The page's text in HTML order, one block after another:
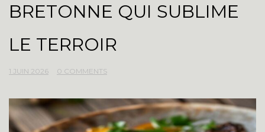
BRETONNE QUI SUBLIME
LE TERROIR
1 JUIN 2026 0 COMMENTS